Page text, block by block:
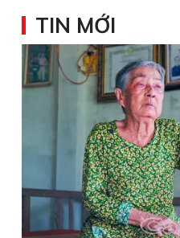
TIN MỚI